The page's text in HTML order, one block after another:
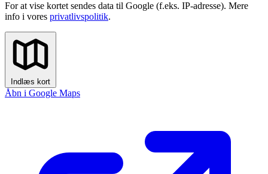
For at vise kortet sendes data til Google (f.eks. IP-adresse). Mere
info i vores privatlivspolitik.
Indlæs kort
Åbn i Google Maps